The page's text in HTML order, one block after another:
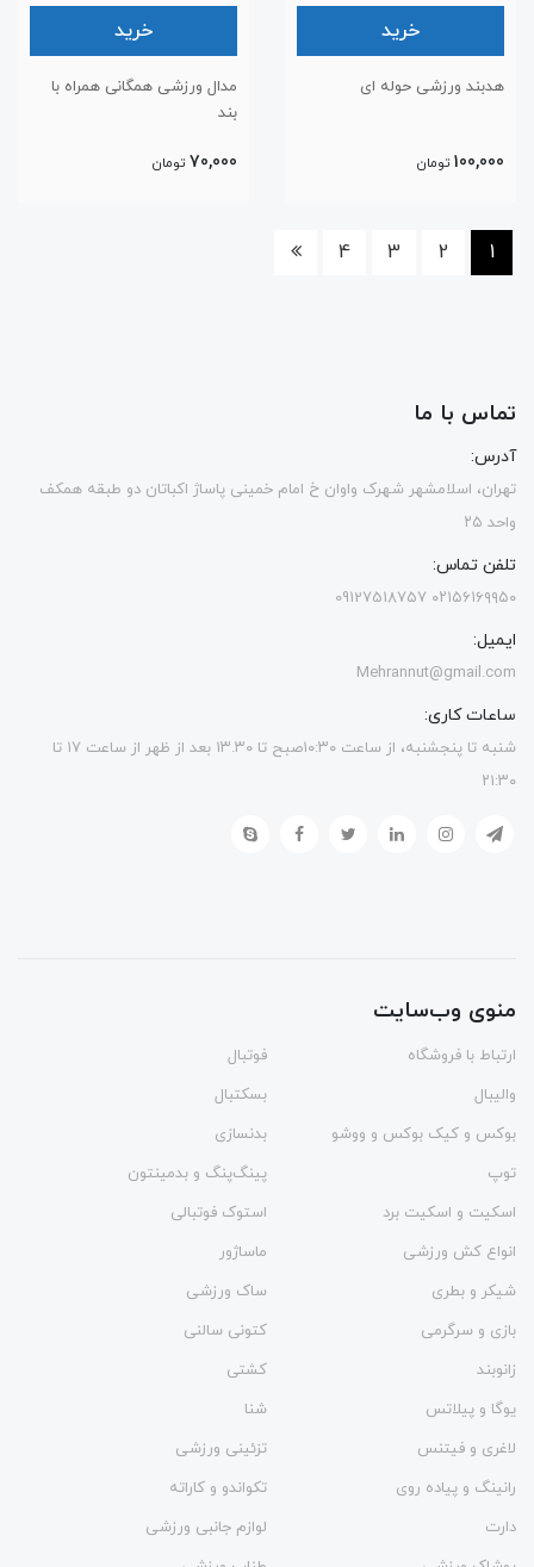
خرید
هدبند ورزشی حوله ای
100,000 تومان
خرید
مدال ورزشی همگانی همراه با
بند
70,000 تومان
1
2
3
4
تماس با ما
آدرس:
تهران، اسلامشهر شهرک واوان خ امام خمینی پاساژ اکباتان دو طبقه همکف
واحد ۲۵
تلفن تماس:
۰۲۱۵۶۱۶۹۹۵۰ 09127518757
ایمیل:
Mehrannut@gmail.com
ساعات کاری:
شنبه تا پنجشنبه، از ساعت ۱۰:۳۰صبح تا ۱۳.۳۰ بعد از ظهر از ساعت ۱۷ تا
۲۱:۳۰
منوی وب‌سایت
ارتباط با فروشگاه
فوتبال
والیبال
بسکتبال
بوکس و کیک بوکس و ووشو
بدنسازی
توپ
پینگ‌پنگ و بدمينتون
اسکیت و اسکیت برد
استوک فوتبالی
انواع کش ورزشی
ماساژور
شیکر و بطری
ساک ورزشی
بازی و سرگرمی
کتونی سالنی
زانوبند
کشتی
یوگا و پیلاتس
شنا
لاغری و فیتنس
تزئینی ورزشی
رانینگ و پیاده روی
تکواندو و کاراته
دارت
لوازم جانبی ورزشی